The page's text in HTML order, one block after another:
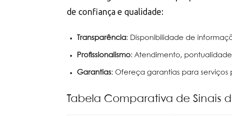
de confiança e qualidade:
Transparência: Disponibilidade de
Profissionalismo: Atendimento,
Garantias: Ofereça garantias para serviços
Tabela Comparativa de Sinais